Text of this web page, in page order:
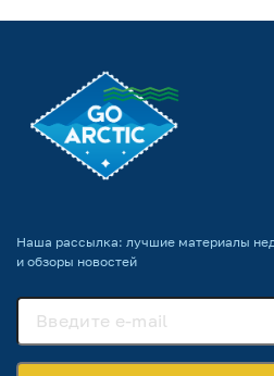
Наша рассылка: лучшие материалы
и обзоры новостей